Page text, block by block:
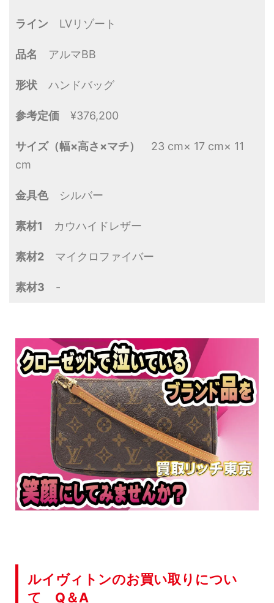
ライン LVリゾート
品名 アルマBB
形状 ハンドバッグ
参考定価 ¥376,200
サイズ（幅×高さ×マチ）
23 cm× 17 cm× 11
cm
金具色シルバー
素材1 カウハイドレザー
素材2 マイクロファイバー
素材3 -
ルイヴィトンのお買い取りについ
て Q＆A